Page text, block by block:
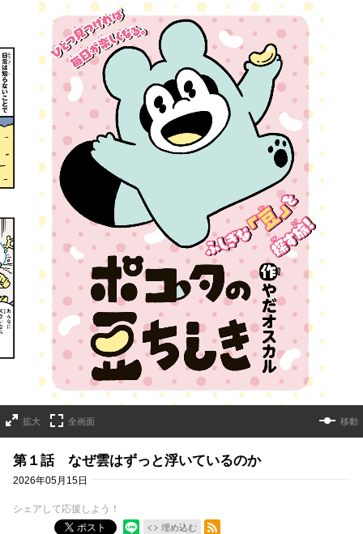
拡大 全画面 移動
第１話 なぜ雲はずっと浮いているのか
2026年05月15日
シェアして応援しよう！
ポスト
埋め込む
RSSフィード